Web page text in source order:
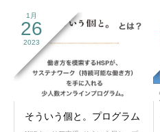
1月
26
2023
そういう個と。プログラム